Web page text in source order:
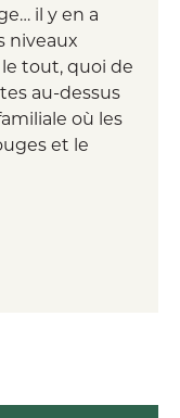
il y en a
niveaux
tout, quoi de
au-dessus
où les
et le